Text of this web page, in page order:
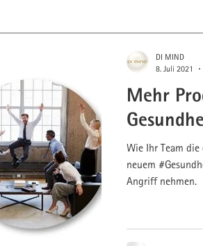
Visualisierung
Energy Pacing
Mehr
Wie Ihr Team
neuem
Angriff nehmen.
DI MIND
8. Juli 2021